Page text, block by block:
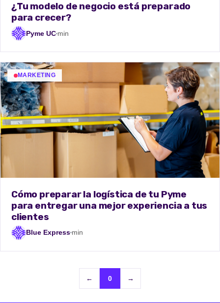
¿Tu modelo de negocio está preparado
para crecer?
Pyme UC min
MARKETING
Cómo preparar la logística de tu Pyme
para entregar una mejor experiencia a tus
clientes
Blue Express min
← 0 →